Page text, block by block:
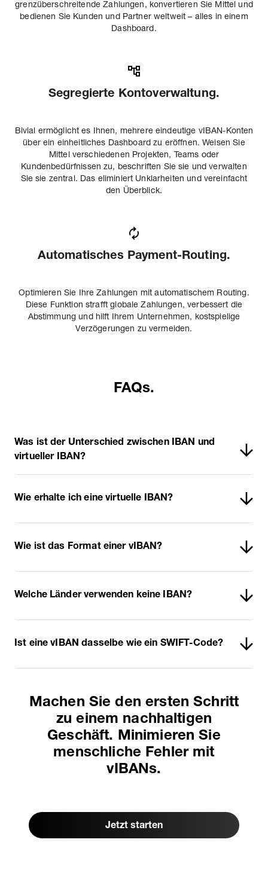
grenzüberschreitende Zahlungen, konvertieren Sie Mittel und
bedienen Sie Kunden und Partner weltweit – alles in einem
Dashboard.
Segregierte Kontoverwaltung.
Bivial ermöglicht es Ihnen, mehrere eindeutige vIBAN-Konten
über ein einheitliches Dashboard zu eröffnen. Weisen Sie
Mittel verschiedenen Projekten, Teams oder
Kundenbedürfnissen zu, beschriften Sie sie und verwalten
Sie sie zentral. Das eliminiert Unklarheiten und vereinfacht
den Überblick.
Automatisches Payment-Routing.
Optimieren Sie Ihre Zahlungen mit automatischem Routing.
Diese Funktion strafft globale Zahlungen, verbessert die
Abstimmung und hilft Ihrem Unternehmen, kostspielige
Verzögerungen zu vermeiden.
FAQs.
Was ist der Unterschied zwischen IBAN und
virtueller IBAN?
Wie erhalte ich eine virtuelle IBAN?
Wie ist das Format einer vIBAN?
Welche Länder verwenden keine IBAN?
Ist eine vIBAN dasselbe wie ein SWIFT-Code?
Machen Sie den ersten Schritt
zu einem nachhaltigen
Geschäft. Minimieren Sie
menschliche Fehler mit
vIBANs.
Jetzt starten